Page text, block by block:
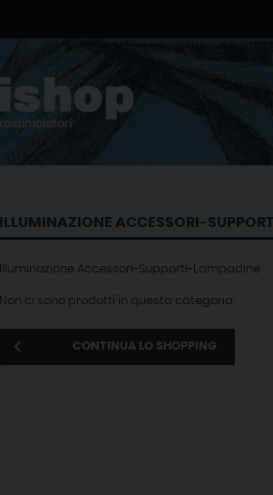
ILLUMINAZIONE ACCESSORI-
Illuminazione Accessori-Supporti-Lampadine
Non ci sono prodotti in questa categoria.
CONTINUA LO SHOPPING